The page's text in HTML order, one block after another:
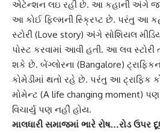
એટેન્શન લઇ રહી છે. આ કહાની અંગે
આ કોઈ ફિલ્મની સ્ક્રિપ્ટ છે. પરંતુ આ
સ્ટોરી (Love story) અંગે સોશિયલ
પોસ્ટ કરવામાં આવી હતી. આ લવ
શકે છે. બેંગ્લોરના (Bangalore)
કોમેડીમાં થતો રહે છે. પરંતુ આ ટ્રાફિક
મોમેન્ટ (A life changing moment)
વિચાર્યુ પણ નહીં હોય.
માલધારી સમાજમાં ભારે રોષ…રોડ ઉપર